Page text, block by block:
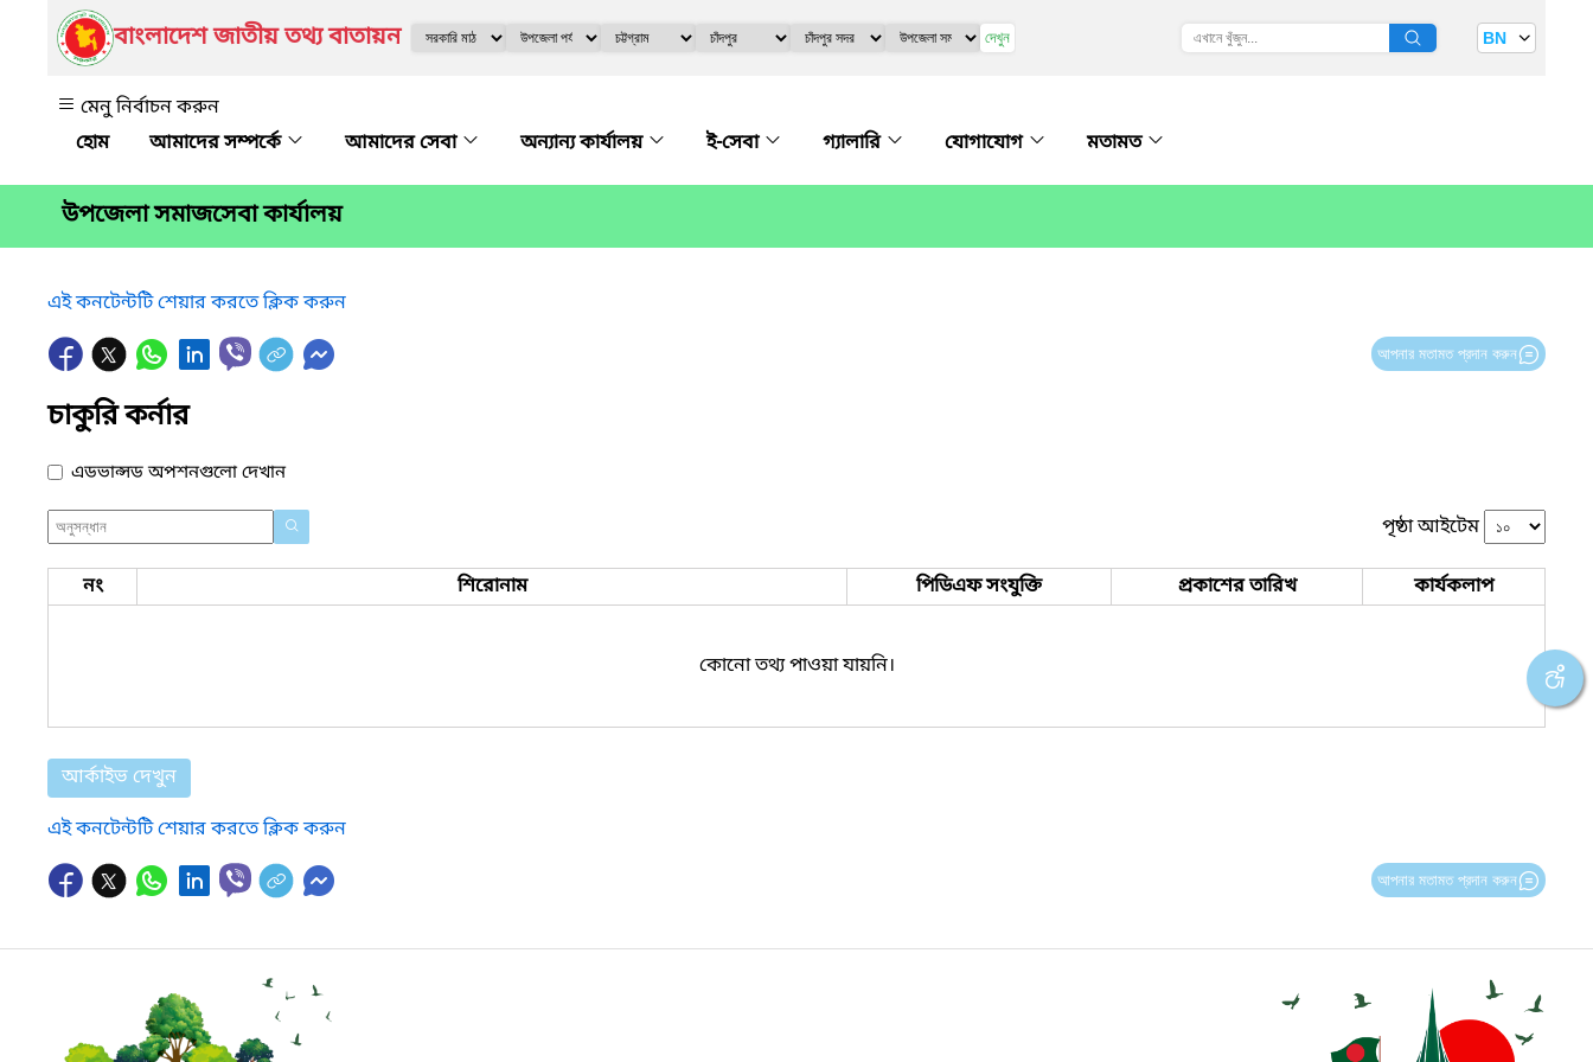
বাংলাদেশ জাতীয় তথ্য বাতায়ন দেখুন BN
মেনু নির্বাচন করুন
আমাদের সম্পর্কে
আমাদের সেবা অন্যান্য কার্যালয় ই-সেবা গ্যালারি যোগাযোগ মতামত
উপজেলা সমাজসেবা কার্যালয়
এই কনটেন্টটি শেয়ার করতে ক্লিক করুন
আপনার মতামত প্রদান করুন
চাকুরি কর্নার
এডভান্সড অপশনগুলো দেখান
পৃষ্ঠা আইটেম
নং শিরোনাম পিডিএফ সংযুক্তি প্রকাশের তারিখ কার্যকলাপ
কোনো তথ্য পাওয়া যায়নি।
আর্কাইভ দেখুন
এই কনটেন্টটি শেয়ার করতে ক্লিক করুন
আপনার মতামত প্রদান করুন